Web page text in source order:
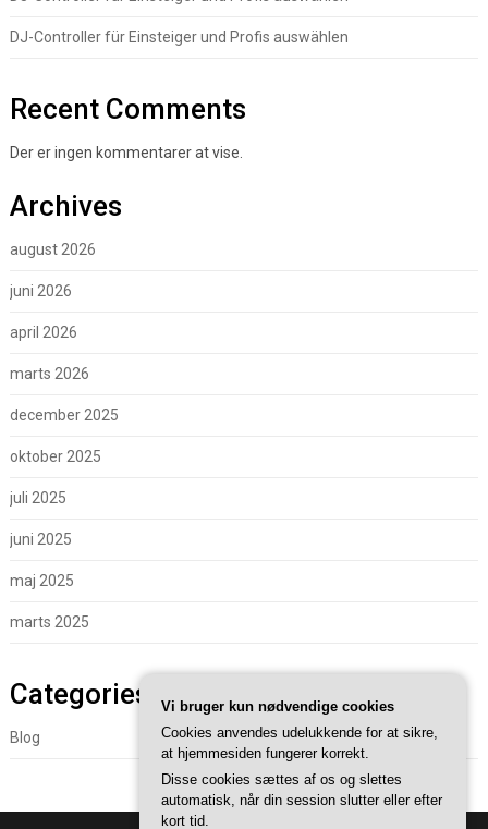
DJ-Controller für Einsteiger und Profis auswählen
Recent Comments
Der er ingen kommentarer at vise.
Archives
august 2026
juni 2026
april 2026
marts 2026
december 2025
oktober 2025
juli 2025
juni 2025
maj 2025
marts 2025
Categories
Blog
Vi bruger kun nødvendige cookies
Cookies anvendes udelukkende for at sikre,
at hjemmesiden fungerer korrekt.
Disse cookies sættes af os og slettes
automatisk, når din session slutter eller efter
kort tid.